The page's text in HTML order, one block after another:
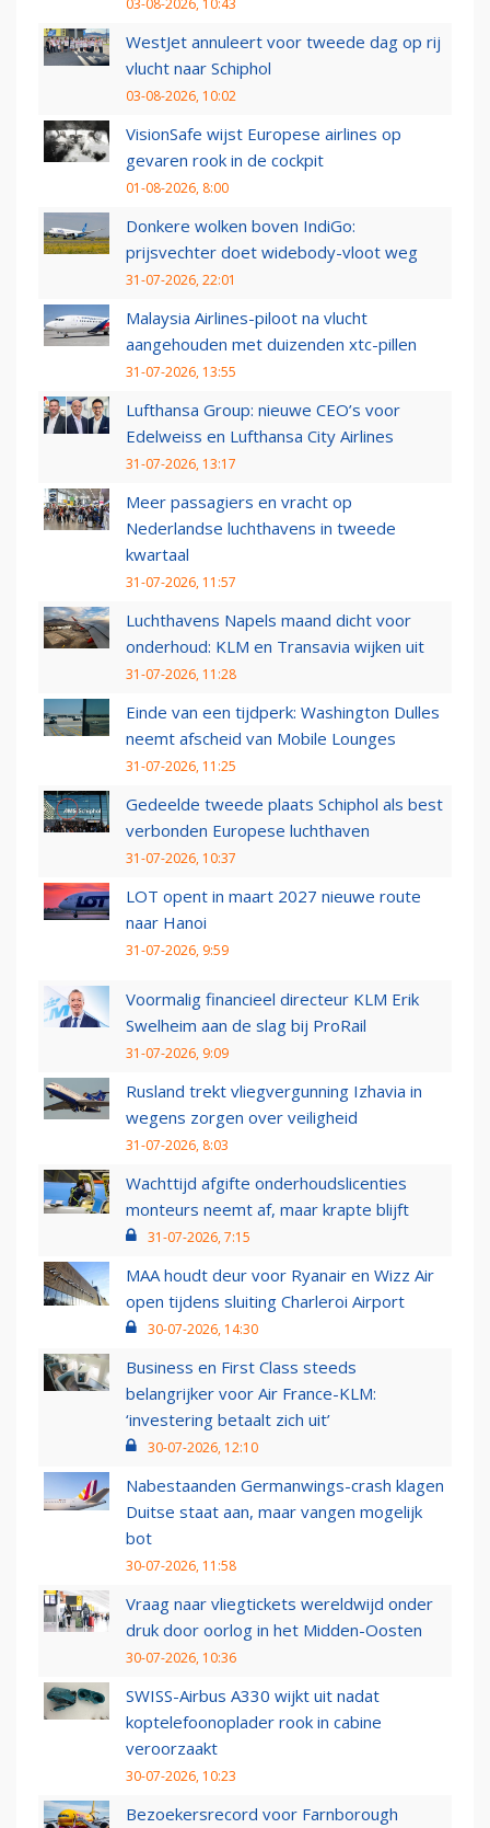
03-08-2026, 10:43
WestJet annuleert voor tweede dag op rij
vlucht naar Schiphol
03-08-2026, 10:02
VisionSafe wijst Europese airlines op
gevaren rook in de cockpit
01-08-2026, 8:00
Donkere wolken boven IndiGo:
prijsvechter doet widebody-vloot weg
31-07-2026, 22:01
Malaysia Airlines-piloot na vlucht
aangehouden met duizenden xtc-pillen
31-07-2026, 13:55
Lufthansa Group: nieuwe CEO’s voor
Edelweiss en Lufthansa City Airlines
31-07-2026, 13:17
Meer passagiers en vracht op
Nederlandse luchthavens in tweede
kwartaal
31-07-2026, 11:57
Luchthavens Napels maand dicht voor
onderhoud: KLM en Transavia wijken uit
31-07-2026, 11:28
Einde van een tijdperk: Washington Dulles
neemt afscheid van Mobile Lounges
31-07-2026, 11:25
Gedeelde tweede plaats Schiphol als best
verbonden Europese luchthaven
31-07-2026, 10:37
LOT opent in maart 2027 nieuwe route
naar Hanoi
31-07-2026, 9:59
Voormalig financieel directeur KLM Erik
Swelheim aan de slag bij ProRail
31-07-2026, 9:09
Rusland trekt vliegvergunning Izhavia in
wegens zorgen over veiligheid
31-07-2026, 8:03
Wachttijd afgifte onderhoudslicenties
monteurs neemt af, maar krapte blijft
31-07-2026, 7:15
MAA houdt deur voor Ryanair en Wizz Air
open tijdens sluiting Charleroi Airport
30-07-2026, 14:30
Business en First Class steeds
belangrijker voor Air France-KLM:
‘investering betaalt zich uit’
30-07-2026, 12:10
Nabestaanden Germanwings-crash klagen
Duitse staat aan, maar vangen mogelijk
bot
30-07-2026, 11:58
Vraag naar vliegtickets wereldwijd onder
druk door oorlog in het Midden-Oosten
30-07-2026, 10:36
SWISS-Airbus A330 wijkt uit nadat
koptelefoonoplader rook in cabine
veroorzaakt
30-07-2026, 10:23
Bezoekersrecord voor Farnborough